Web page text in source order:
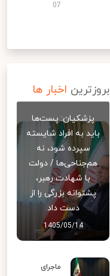
07
بروزترین اخبار ها
پزشکیان: پست‌ها
باید به افراد شایسته
سپرده شود، نه
هم‌جناحی‌ها / دولت
با شهادت رهبر،
پشتوانه بزرگی را از
دست داد
1405/05/14
ماجرای